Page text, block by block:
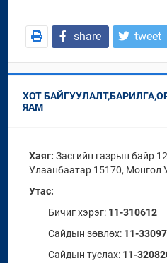
share tweet
ХОТ
ЯАМ
Хаяг: Засгийн газрын байр
Улаанбаатар 15170, Монгол
Утас:
Бичиг хэрэг: 11-310612
Сайдын зөвлөх: 11-
Сайдын туслах: 11-